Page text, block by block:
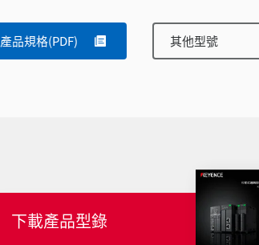
產品規格(PDF) 其他型號
下載產品型錄